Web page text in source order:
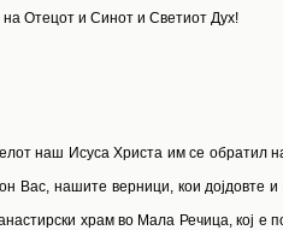
на Отецот и Синот и Светиот Дух!
наш Исуса Христа им се обратил
Вас, нашите верници, кои дојдовте
храм во Мала Речица, кој е